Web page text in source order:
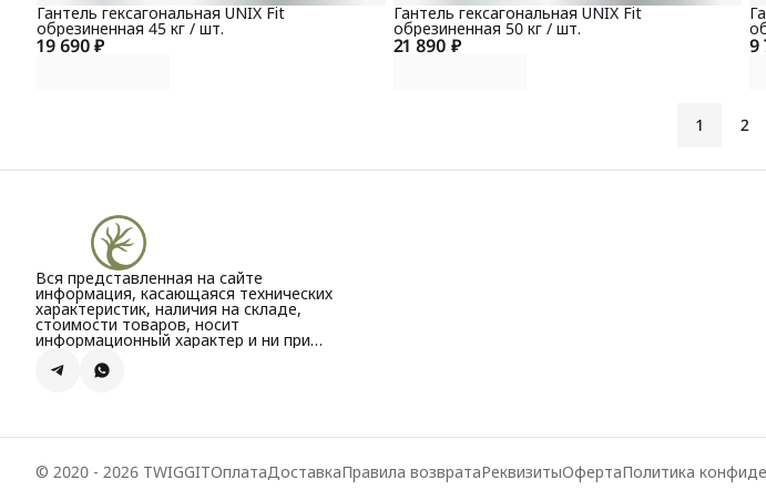
19 690 ₽
Гантель гексагональная UNIX Fit
обрезиненная 45 кг / шт.
21 890 ₽
Гантель гексагональная UNIX Fit
обрезиненная 50 кг / шт.
9
1 2
Вся представленная на сайте
информация, касающаяся технических
характеристик, наличия на складе,
стоимости товаров, носит
информационный характер и ни при
каких условиях не является публичной
офертой, определяемой положениями
© 2020 - 2026 TWIGGITОплатаДоставкаПравила возвратаРеквизитыОфертаПолитика